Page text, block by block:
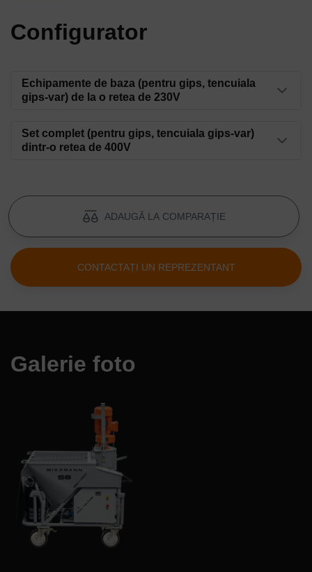
Configurator
Echipamente de baza (pentru gips, tencuiala
gips-var) de la o retea de 230V
Stator SD 6-3 Slimline
Numar articol: 00000341
Număr articol: 00000272
Număr articol: 00003316
Niplu cu flanșă inferioară de 1 1/4".
Conexiune VT-25 filet interior 1 1/4"
Număr articol: 00000130
Legătură de ancorare (știft) 16x370 mm
(asamblat cu piulițe 1 buc.)
Număr articol: 00002988
Set complet (pentru gips, tencuiala gips-var)
dintr-o retea de 400V
Rotor D 6-3 Putz Power
ADAUGĂ LA COMPARAȚIE
CONTACTAȚI UN REPREZENTANT
Galerie foto